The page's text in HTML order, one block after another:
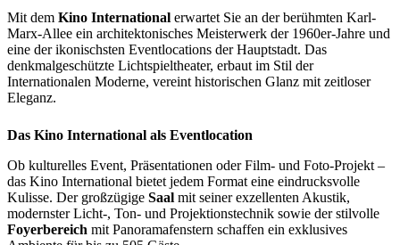
Mit dem Kino International erwartet Sie an der berühmten Karl-
Marx-Allee ein architektonisches Meisterwerk der 1960er-Jahre und
eine der ikonischsten Eventlocations der Hauptstadt. Das
denkmalgeschützte Lichtspieltheater, erbaut im Stil der
Internationalen Moderne, vereint historischen Glanz mit zeitloser
Eleganz.
Das Kino International als Eventlocation
Ob kulturelles Event, Präsentationen oder Film- und Foto-Projekt –
das Kino International bietet jedem Format eine eindrucksvolle
Kulisse. Der großzügige Saal mit seiner exzellenten Akustik,
modernster Licht-, Ton- und Projektionstechnik sowie der stilvolle
Foyerbereich mit Panoramafenstern schaffen ein exklusives